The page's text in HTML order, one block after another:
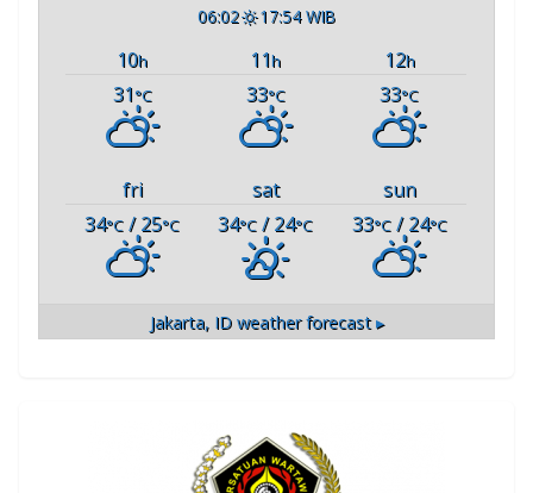
06:02 17:54 WIB
10h 11h 12h
31°C 33°C 33°C
fri sat
sun
34°C / 25°C 34°C / 24°C 33°C/ 24°C
Jakarta, IDweather forecast ▸